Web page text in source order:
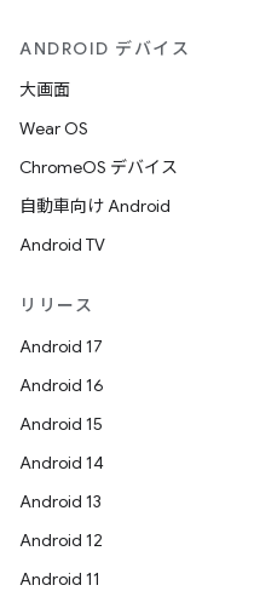
ANDROID デバイス
大画面
Wear OS
ChromeOS デバイス
自動車向け Android
Android TV
リリース
Android 17
Android 16
Android 15
Android 14
Android 13
Android 12
Android 11